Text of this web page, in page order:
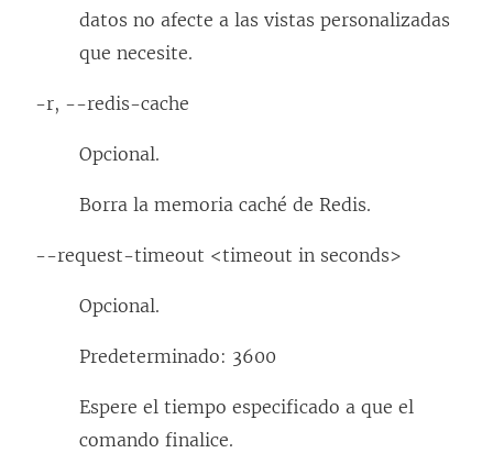
datos no afecte a las vistas personalizadas
que necesite.
-r, --redis-cache
Opcional.
Borra la memoria caché de Redis.
--request-timeout <timeout in seconds>
Opcional.
Predeterminado: 3600
Espere el tiempo especificado a que el
comando finalice.